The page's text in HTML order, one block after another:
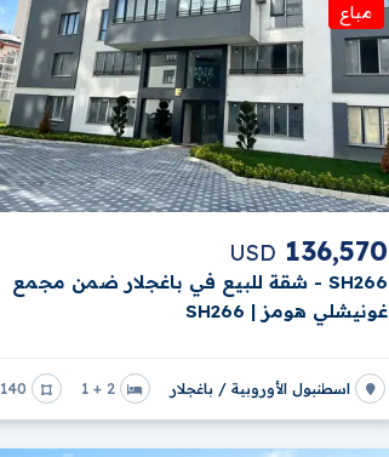
مباع
136,570
USD
SH266 - شقة للبيع في باغجلار ضمن مجمع
غونيشلي هومز | SH266
اسطنبول الأوروبية / باغجلار 2 + 1 140 م